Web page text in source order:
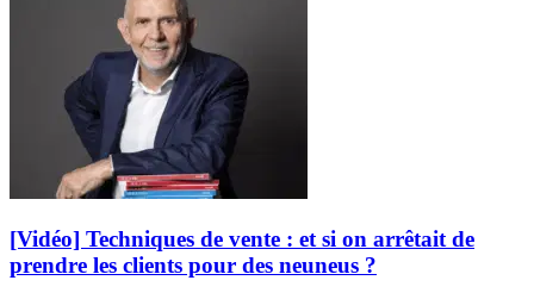
[Vidéo] Techniques de vente : et si on arrêtait de
prendre les clients pour des neuneus ?